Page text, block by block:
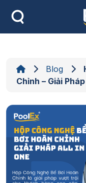
Blog
Chỉnh – Giải